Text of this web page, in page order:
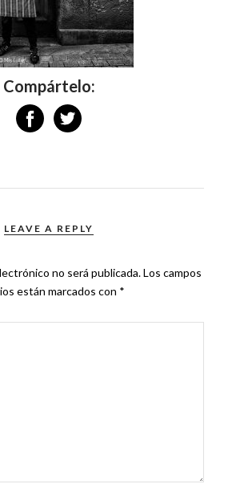
Compártelo:
LEAVE A REPLY
no será publicada.Los campos
están marcados con *